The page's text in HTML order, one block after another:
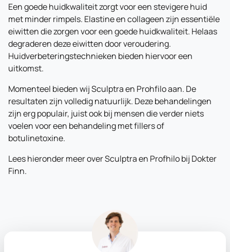
Een goede huidkwaliteit zorgt voor een stevigere huid
met minder rimpels. Elastine en collageen zijn essentiële
eiwitten die zorgen voor een goede huidkwaliteit. Helaas
degraderen deze eiwitten door veroudering.
Huidverbeteringstechnieken bieden hiervoor een
uitkomst.
Momenteel bieden wij Sculptra en Prohfilo aan. De
resultaten zijn volledig natuurlijk. Deze behandelingen
zijn erg populair, juist ook bij mensen die verder niets
voelen voor een behandeling met fillers of
botulinetoxine.
Lees hieronder meer over Sculptra en Profhilo bij Dokter
Finn.